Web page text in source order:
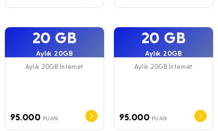
20 GB
Aylık 20GB
Aylık 20GB İnternet
95.000 PUAN
20 GB
Aylık 20GB
Aylık 20GB İnternet
95.000 PUAN